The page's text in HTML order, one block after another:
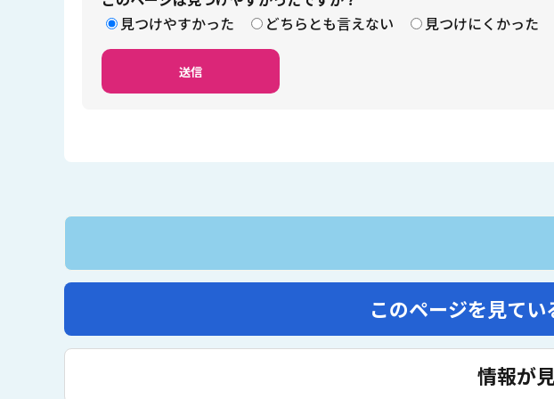
見つけやすかった
どちらとも言えない 見つけにくかった
このページを見てい
情報が